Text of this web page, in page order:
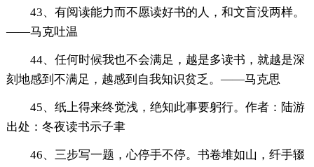
43、有阅读能力而不愿读好书的人，和文盲没两样。
——马克吐温
44、任何时候我也不会满足，越是多读书，就越是深
刻地感到不满足，越感到自我知识贫乏。——马克思
45、纸上得来终觉浅，绝知此事要躬行。作者：陆游
出处：冬夜读书示子聿
46、三步写一题，心停手不停。书卷堆如山，纤手辍